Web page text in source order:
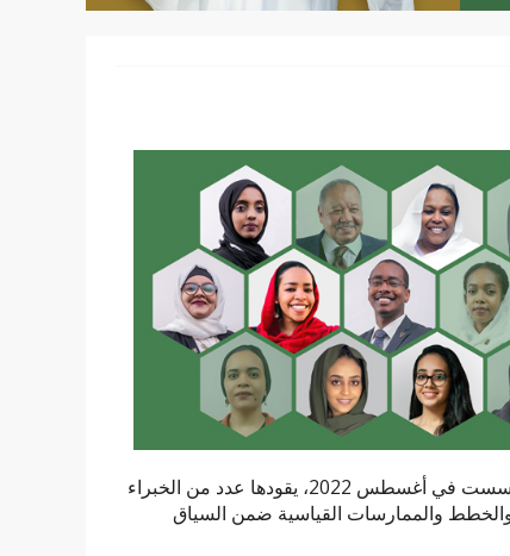
المجموعة الاستشارية لسياسات السودان هي مجموعة تطوعيَّة مستقلة تأسست في أغسطس 2022، يقودها عدد من الخبراء
والخطط والممارسات القياسية ضمن السياق